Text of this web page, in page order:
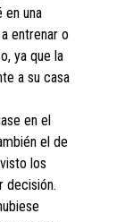
una
entrenar o
ya que la
a su casa
en el
el de
los
decisión.